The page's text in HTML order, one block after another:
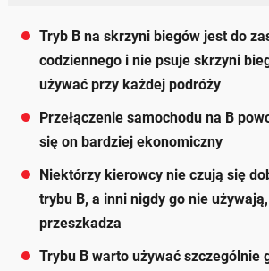
Tryb B na skrzyni biegów jest do
codziennego i nie psuje skrzyni
używać przy każdej podróży
Przełączenie samochodu na B
się on bardziej ekonomiczny
Niektórzy kierowcy nie czują się
trybu B, a inni nigdy go nie
przeszkadza
Trybu B warto używać szczególnie